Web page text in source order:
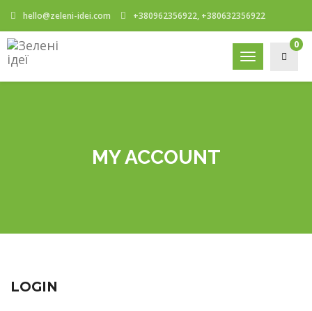
hello@zeleni-idei.com +380962356922, +380632356922
Toggle
navigation
0
MY ACCOUNT
LOGIN